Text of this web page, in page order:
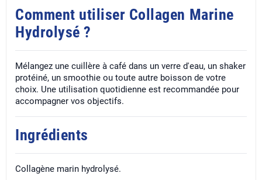
Comment utiliser Collagen Marine
Hydrolysé ?
Mélangez une cuillère à café dans un verre d'eau, un shaker
protéiné, un smoothie ou toute autre boisson de votre
choix. Une utilisation quotidienne est recommandée pour
accompagner vos objectifs.
Ingrédients
Collagène marin hydrolysé.